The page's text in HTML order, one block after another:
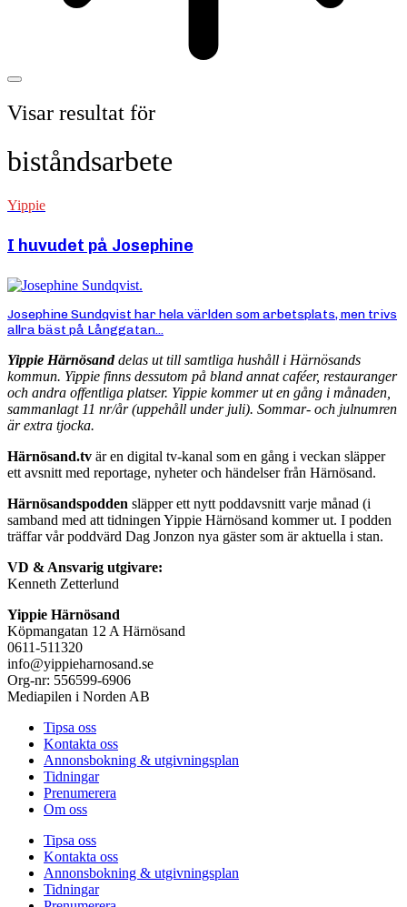
Visar resultat för
biståndsarbete
Yippie
I huvudet på Josephine
Josephine Sundqvist har hela världen som arbetsplats, men trivs
allra bäst på Långgatan...
Yippie Härnösanddelas ut till samtliga hushåll i Härnösands
kommun. Yippie finns dessutom på bland annat caféer, restauranger
och andra offentliga platser. Yippie kommer ut en gång i månaden,
sammanlagt 11 nr/år (uppehåll under juli). Sommar- och julnumren
är extra tjocka.
Härnösand.tv är en digital tv-kanal som en gång i veckan släpper
ett avsnitt med reportage, nyheter och händelser från Härnösand.
Härnösandspodden släpper ett nytt poddavsnitt varje månad (i
samband med att tidningen Yippie Härnösand kommer ut. I podden
träffar vår poddvärd Dag Jonzon nya gäster som är aktuella i stan.
VD & Ansvarig utgivare:
Kenneth Zetterlund
Yippie Härnösand
Köpmangatan 12 A Härnösand
0611-511320
info@yippieharnosand.se
Org-nr: 556599-6906
Mediapilen i Norden AB
Tipsa oss
Kontakta oss
Annonsbokning & utgivningsplan
Tidningar
Prenumerera
Om oss
Tipsa oss
Kontakta oss
Annonsbokning & utgivningsplan
Tidningar